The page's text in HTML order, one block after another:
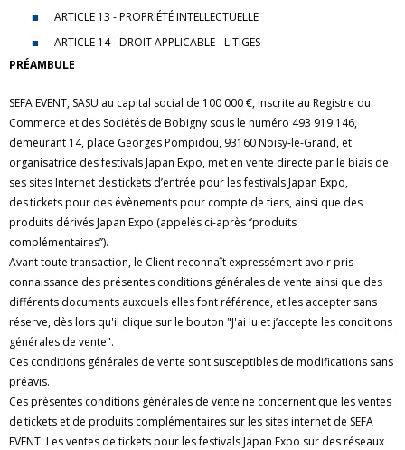
ARTICLE 13 - PROPRIÉTÉ INTELLECTUELLE
ARTICLE 14 - DROIT APPLICABLE - LITIGES
PRÉAMBULE
SEFA EVENT, SASU au capital social de 100 000 €, inscrite au Registre du
Commerce et des Sociétés de Bobigny sous le numéro 493 919 146,
demeurant 14, place Georges Pompidou, 93160 Noisy-le-Grand, et
organisatrice des festivals Japan Expo, met en vente directe par le biais de
ses sites Internet des tickets d’entrée pour les festivals Japan Expo,
des tickets pour des évènements pour compte de tiers, ainsi que des
produits dérivés Japan Expo (appelés ci-après ‘’produits
complémentaires’’).
Avant toute transaction, le Client reconnaît expressément avoir pris
connaissance des présentes conditions générales de vente ainsi que des
différents documents auxquels elles font référence, et les accepter sans
réserve, dès lors qu'il clique sur le bouton "J'ai lu et j’accepte les conditions
générales de vente".
Ces conditions générales de vente sont susceptibles de modifications sans
préavis.
Ces présentes conditions générales de vente ne concernent que les ventes
de tickets et de produits complémentaires sur les sites internet de SEFA
EVENT. Les ventes de tickets pour les festivals Japan Expo sur des réseaux